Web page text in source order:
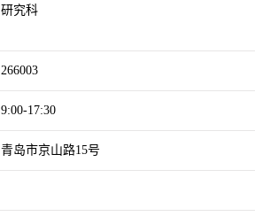
研究科
266003
9:00-17:30
青岛市京山路15号